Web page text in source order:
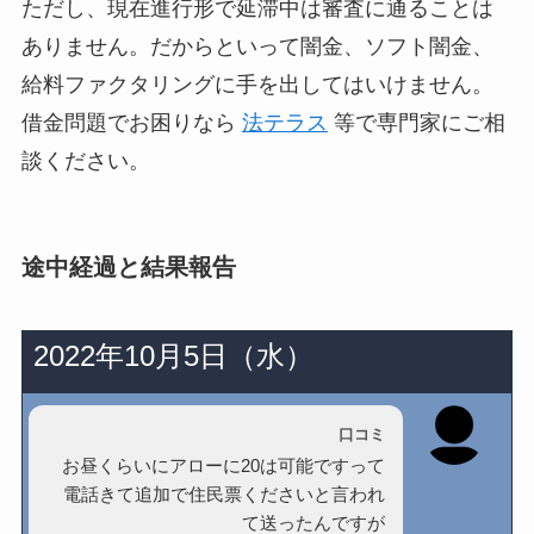
ただし、 現在進行形で延滞中は審査に通ることは
ありません。だからといって闇金、ソフト闇金、
給料ファクタリングに手を出してはいけません。
借金問題でお困りなら 法テラス 等で専門家にご相
談ください。
途中経過と結果報告
2022年10月5日（水）
口コミ
お昼くらいにアローに20は可能ですって
電話きて追加で住民票くださいと言われ
て送ったんですが